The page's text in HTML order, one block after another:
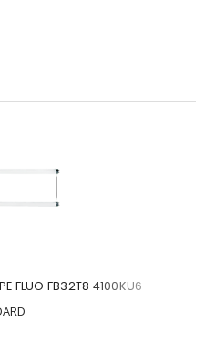
FLUO FB32T8 4100KU6